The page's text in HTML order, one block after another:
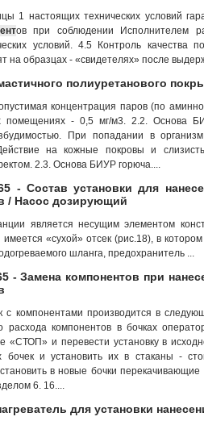
1 настоящих технических условий
ов при соблюдении Исполнителем
условий. 4.5 Контроль
на образцах - «свидетелях» после
полиуретанового
концентрация паров (по
помещениях - 0,5 мг/м3. 2.2. Основа
При попадании в
на кожные покровы и
2.3. Основа БИУР горюча....
- Состав установки для
/ Насос дозирующий
является несущим элементом
имеется «сухой» отсек (рис.18), в
шланга, предохранитель ...
- Замена компонентов при
с компонентами производится в
расхода компонентов в бочках
«СТОП» и перевести установку в
бочек и установить их в стаканы -
в новые бочки
6. 16....
для установки